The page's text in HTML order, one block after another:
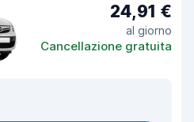
24,91 €
al giorno
Cancellazione gratuita